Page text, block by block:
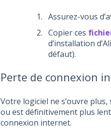
Assurez-vous
Copier ces
d’installation
défaut).
Perte de connexion
Votre logiciel ne s’ouvre
ou est définitivement plus
connexion internet.